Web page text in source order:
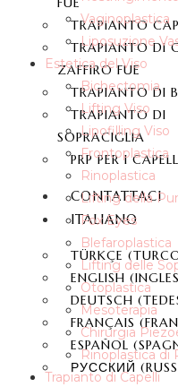
TRAPIANTO
TRAPIANTO DI
ZAFFIRO FUE
TRAPIANTO DI
TRAPIANTO DI
SOPRACIGLIA
PRP PER I
CONTATTACI
ITALIANO
TÜRKÇE (
ENGLISH (
DEUTSCH (
FRANÇAIS (
ESPAÑOL (
РУССКИЙ (
Vaginoplastica
Liposuzione
Estetica del Viso
Bichectomia
Lifting Viso
Lipofilling Viso
Frontoplastica
Rinoplastica
Lifting della
Fox Eyes
Blefaroplastica
Lifting delle
Otoplastica
Mesoterapia
Chirurgia
Rinoplastica di
Trapianto di Capelli